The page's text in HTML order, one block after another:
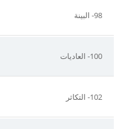
98- البينة
100- العاديات
102- التكاثر